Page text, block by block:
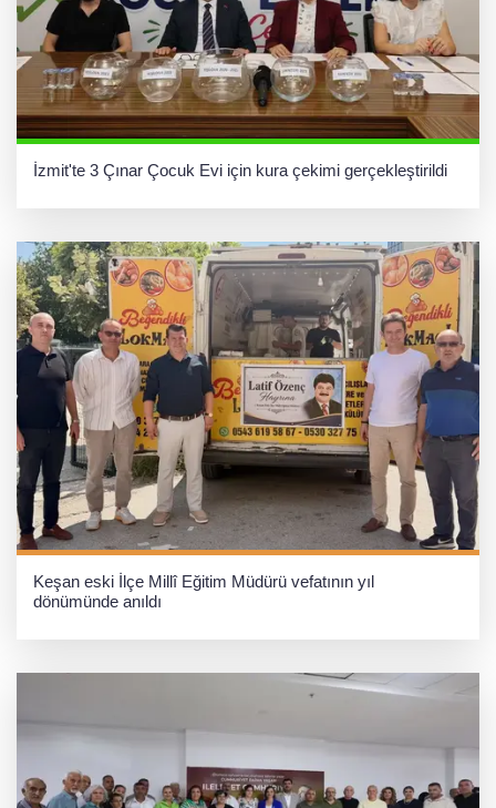
İzmit'te 3 Çınar Çocuk Evi için kura çekimi gerçekleştirildi
Keşan eski İlçe Millî Eğitim Müdürü vefatının yıl
dönümünde anıldı